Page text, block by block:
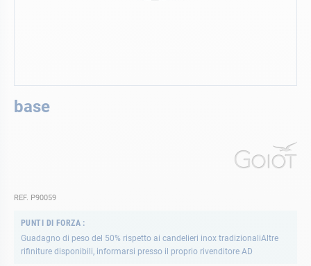
base
REF. P90059
PUNTI DI FORZA
Guadagno di peso del 50% rispetto ai candelieri inox tradizionaliAltre
rifiniture disponibili, informarsi presso il proprio rivenditore AD
all'inizio